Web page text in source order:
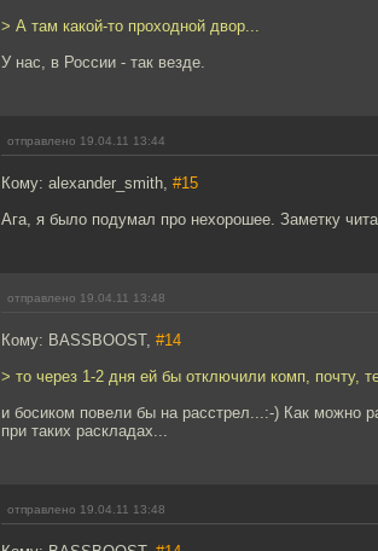
> А там какой-то проходной двор...
У нас, в России - так везде.
отправлено 19.04.11 13:44
Кому: alexander_smith, #15
Ага, я было подумал про нехорошее. Заметку
отправлено 19.04.11 13:48
Кому: BASSBOOST, #14
> то через 1-2 дня ей бы отключили комп, почту,
и босиком повели бы на расстрел...:-) Как можно
при таких раскладах...
отправлено 19.04.11 13:48